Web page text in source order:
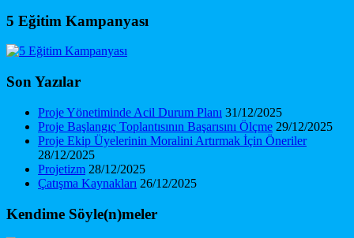
5 Eğitim Kampanyası
Son Yazılar
Proje Yönetiminde Acil Durum Planı 31/12/2025
Proje Başlangıç Toplantısının Başarısını Ölçme 29/12/2025
Proje Ekip Üyelerinin Moralini Artırmak İçin Öneriler
28/12/2025
Projetizm 28/12/2025
Çatışma Kaynakları 26/12/2025
Kendime Söyle(n)meler